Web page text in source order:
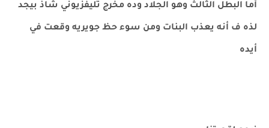
أما البطل الثالث وهو الجلاد وده مخرج تليفزيوني شاذ بيجد
لذه ف أنه يعذب البنات ومن سوء حظ جويريه وقعت في
أيده